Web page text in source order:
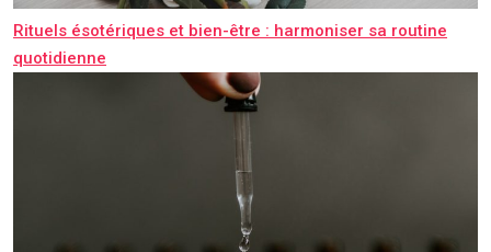
Rituels ésotériques et bien-être : harmoniser sa routine
quotidienne